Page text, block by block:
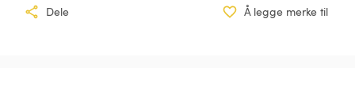
Dele Å legge merke til